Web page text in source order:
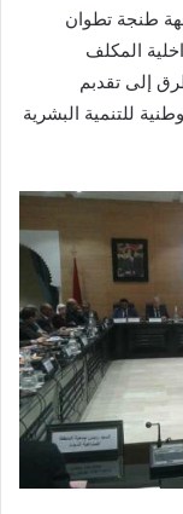
طنجة تطوان
المكلف
إلى تقدبم
للتنمية البشرية